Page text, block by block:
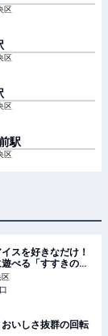
区
区
区
駅
区
スを好きなだけ！
べる「すすきの」
| マイナビ学生の
区
いしさ抜群の回転